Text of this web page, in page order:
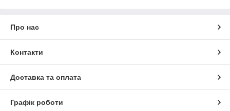
Про нас
Контакти
Доставка та оплата
Графік роботи